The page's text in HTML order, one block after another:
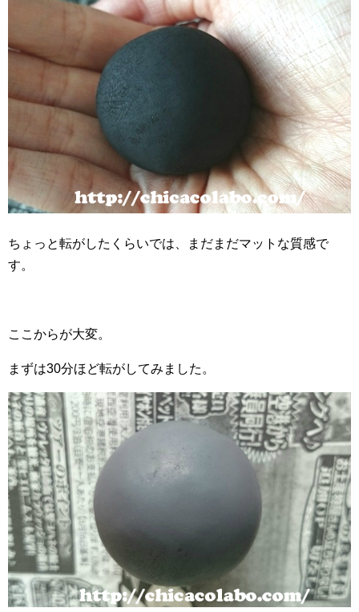
ちょっと転がしたくらいでは、まだまだマットな質感で
す。
ここからが大変。
まずは30分ほど転がしてみました。